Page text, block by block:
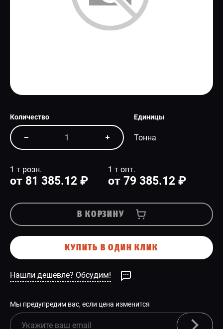
Количество Единицы
Тонна
1 т розн.
от 81 385.12 ₽
1 т опт.
от 79 385.12 ₽
В КОРЗИНУ
КУПИТЬ В ОДИН КЛИК
Нашли дешевле? Обсудим!
Мы предупредим вас, если цена изменится